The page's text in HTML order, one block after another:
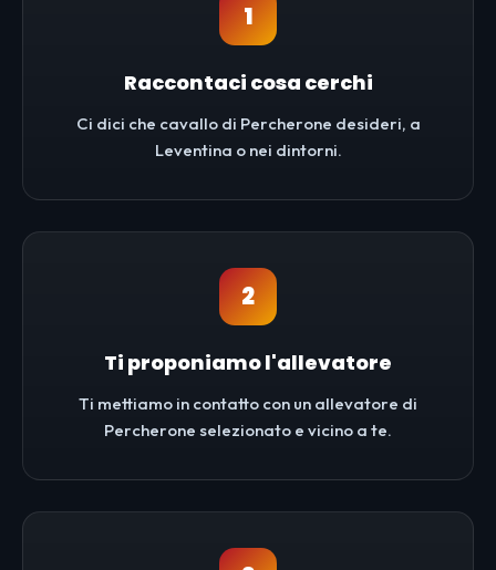
1
Raccontaci cosa cerchi
Ci dici che cavallo di Percherone desideri, a
Leventina o nei dintorni.
2
Ti proponiamo l'allevatore
Ti mettiamo in contatto con un allevatore di
Percherone selezionato e vicino a te.